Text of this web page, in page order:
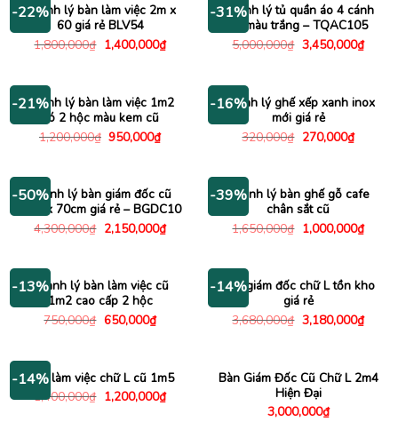
-22%
Thanh lý bàn làm việc 2m x
60 giá rẻ BLV54
1,800,000₫ Giá
gốc
1,400,000₫Giá
hiện
1,400,000₫.
-31%
Thanh lý tủ quần áo 4 cánh
cũ màu trắng – TQAC105
5,000,000₫ Giá
gốc
3,450,000₫Giá
hiện
-21%
Thanh lý bàn làm việc 1m2
có 2 hộc màu kem cũ
1,200,000₫ Giá
950,000₫Giá
hiện
950,000₫.
-16%
Thanh lý ghế xếp xanh inox
mới giá rẻ
320,000₫ Giá
270,000₫Giá
hiện
-50%
Thanh lý bàn giám đốc cũ
1m4 x 70cm giá rẻ – BGDC10
4,300,000₫ Giá
gốc
2,150,000₫Giá
hiện
2,150,000₫.
-39%Thanh lý bàn ghế gỗ cafe
chân sắt cũ
1,650,000₫ Giá
gốc
1,000,000₫Giá
hiện
-13%Thanh lý bàn làm việc cũ
1m2 cao cấp 2 hộc
750,000₫ Giá
650,000₫Giá
hiện
-14%
Bàn giám đốc chữ L tồn kho
giá rẻ
3,680,000₫ Giá
gốc
3,180,000₫Giá
hiện
-14%
Bàn làm việc chữ L cũ 1m5
1,400,000₫ Giá
gốc
1,200,000₫Giá
hiện
Bàn Giám Đốc Cũ Chữ L 2m4
Hiện Đại
3,000,000₫